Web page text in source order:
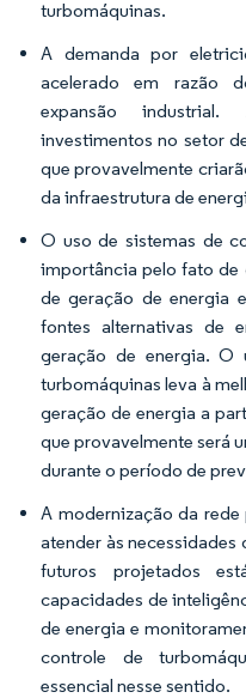
turbomáquinas.
A demanda por
acelerado em razão
expansão
investimentos no setor
que provavelmente
da infraestrutura de
O uso de sistemas de
importância pelo fato de
de geração de energia
fontes alternativas de
geração de energia. O
turbomáquinas leva à
geração de energia a
que provavelmente será
durante o período de
A modernização da
atender às
futuros projetados
capacidades de
de energia e
controle de
essencial nesse sentido.